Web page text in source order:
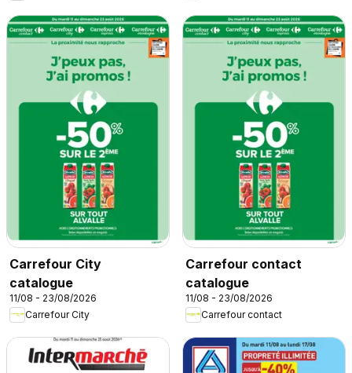
Carrefour City
catalogue
11/08 - 23/08/2026
Carrefour City
Carrefour contact
catalogue
11/08 - 23/08/2026
Carrefour contact